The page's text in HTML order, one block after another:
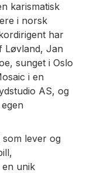
karismatisk
i norsk
har
Løvland, Jan
sunget i Oslo
i en
AS, og
lever og
en unik